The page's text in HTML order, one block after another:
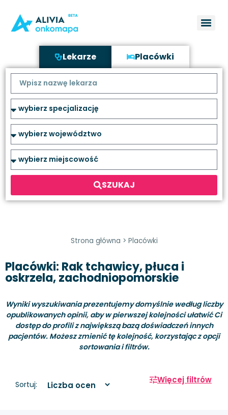
Lekarze Placówki
SZUKAJ
Strona główna > Placówki
Placówki: Rak tchawicy, płuca i
oskrzela, zachodniopomorskie
Wyniki wyszukiwania prezentujemy domyślnie według liczby
opublikowanych opinii, aby w pierwszej kolejności ułatwić Ci
dostęp do profili z największą bazą doświadczeń innych
pacjentów. Możesz zmienić tę kolejność, korzystając z opcji
sortowania i filtrów.
Sortuj: Więcej filtrów